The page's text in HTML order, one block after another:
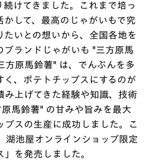
続けてきました。これまで培っ
かして、最高のじゃがいもで究
いとの想いから、全国各地を
ブランドじゃがいも "三方原馬
方原馬鈴薯" は、でんぷんを多
く、ポテトチップスにするのが
み上げてきた経験や知識、技術
馬鈴薯" の甘みや旨みを最大
プスの生産に成功しました。こ
湖池屋オンラインショップ限定
を発売しました。